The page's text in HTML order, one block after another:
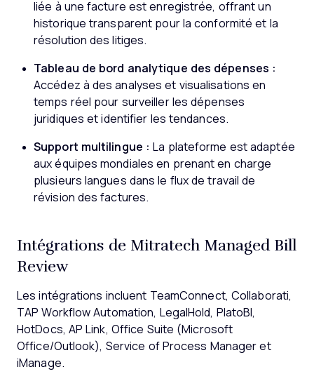
liée à une facture est enregistrée, offrant un
historique transparent pour la conformité et la
résolution des litiges.
Tableau de bord analytique des dépenses :
Accédez à des analyses et visualisations en
temps réel pour surveiller les dépenses
juridiques et identifier les tendances.
Support multilingue : La plateforme est adaptée
aux équipes mondiales en prenant en charge
plusieurs langues dans le flux de travail de
révision des factures.
Intégrations de Mitratech Managed Bill
Review
Les intégrations incluent TeamConnect, Collaborati,
TAP Workflow Automation, LegalHold, PlatoBI,
HotDocs, AP Link, Office Suite (Microsoft
Office/Outlook), Service of Process Manager et
iManage.